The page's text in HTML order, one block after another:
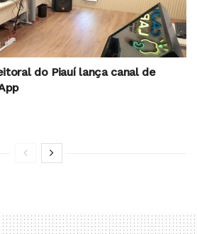
do Piauí lança canal de